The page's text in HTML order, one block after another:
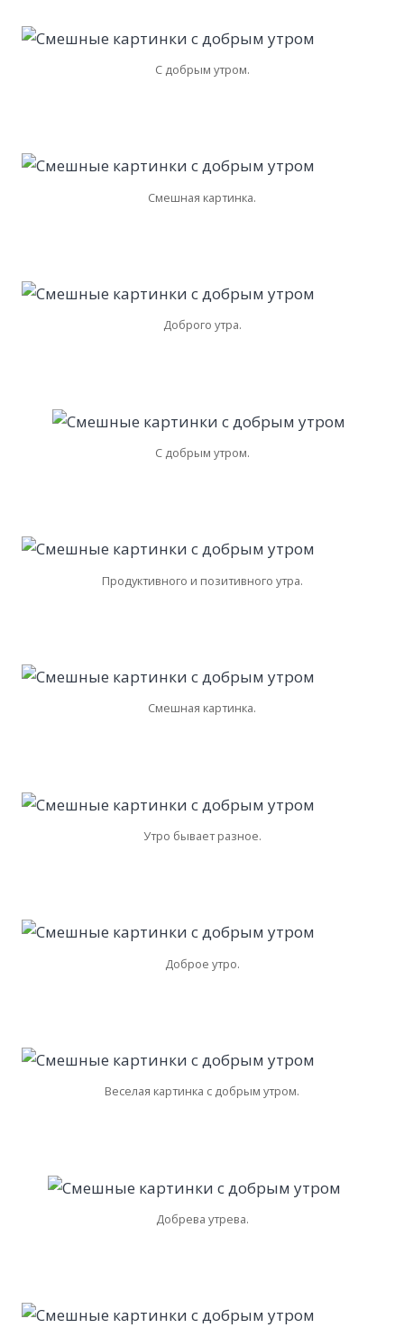
С добрым утром.
Смешная картинка.
Доброго утра.
С добрым утром.
Продуктивного и позитивного утра.
Смешная картинка.
Утро бывает разное.
Доброе утро.
Веселая картинка с добрым утром.
Добрева утрева.